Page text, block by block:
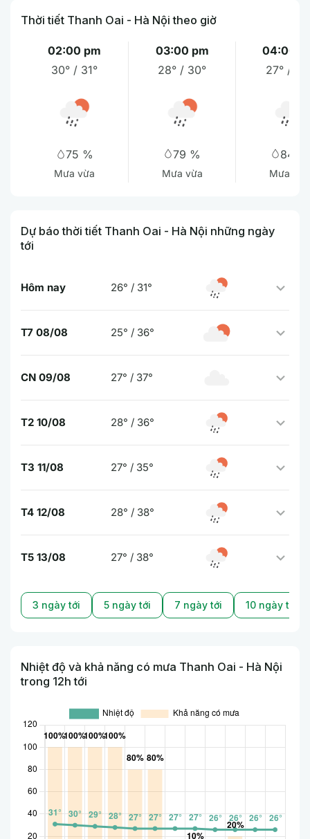
Thời tiết Thanh Oai - Hà Nội theo giờ
02:00 pm
30° / 31°
75 %
Mưa vừa
03:00 pm
28° / 30°
79 %
Mưa vừa
04:00
27° /
84 %
Mưa vừa
Dự báo thời tiết Thanh Oai - Hà Nội những ngày
tới
Hôm nay 26° / 31°
T7 08/08 25° / 36°
CN 09/08 27° / 37°
T2 10/08 28° / 36°
T3 11/08 27° / 35°
T4 12/08 28° / 38°
T5 13/08 27° / 38°
3 ngày tới 5 ngày tới 7 ngày tới 10 ngày tới
Nhiệt độ và khả năng có mưa Thanh Oai - Hà Nội
trong 12h tới